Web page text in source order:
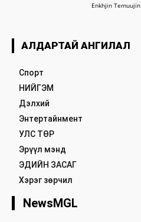
Enkhjin Temuujin
АЛДАРТАЙ АНГИЛАЛ
Спорт
НИЙГЭМ
Дэлхий
Энтертайнмент
УЛС ТӨР
Эрүүл мэнд
ЭДИЙН ЗАСАГ
Хэрэг зөрчил
NewsMGL